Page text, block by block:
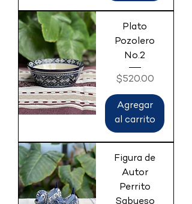
Plato
Pozolero
No.2
Precio
$520.00
Agregar
al carrito
Figura de
Autor
Perrito
Sabueso